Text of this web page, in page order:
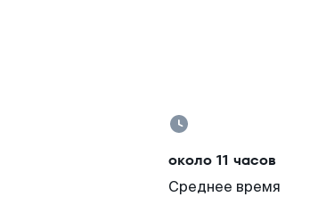
около 11 часов
Среднее время